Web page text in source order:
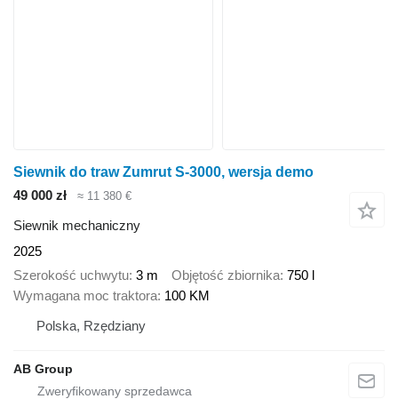
Siewnik do traw Zumrut S-3000, wersja demo
49 000 zł
≈ 11 380 €
Siewnik mechaniczny
2025
Szerokość uchwytu 3 m Objętość zbiornika 750 l
Wymagana moc traktora 100 KM
Polska, Rzędziany
AB Group